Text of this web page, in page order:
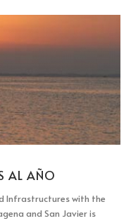
AL AÑO
Infrastructures with the
and San Javier is